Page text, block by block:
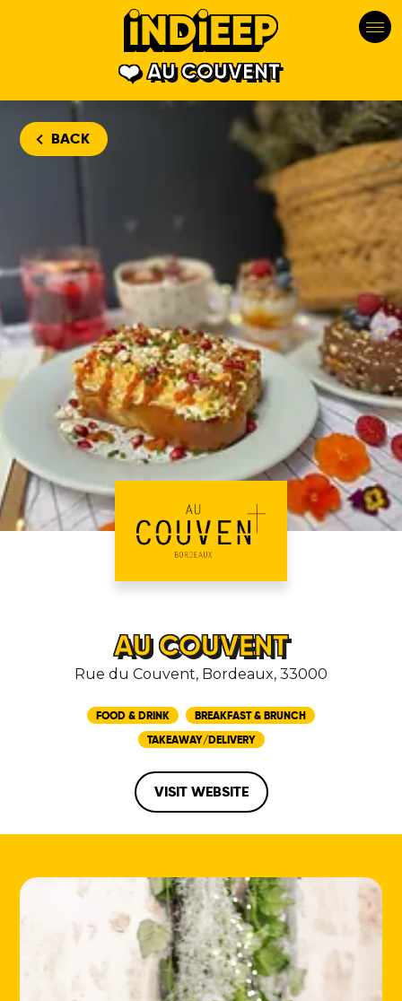
AU COUVENT
BACK
AU COUVENT
Rue du Couvent, Bordeaux, 33000
FOOD & DRINK
BREAKFAST & BRUNCH
TAKEAWAY/DELIVERY
VISIT WEBSITE